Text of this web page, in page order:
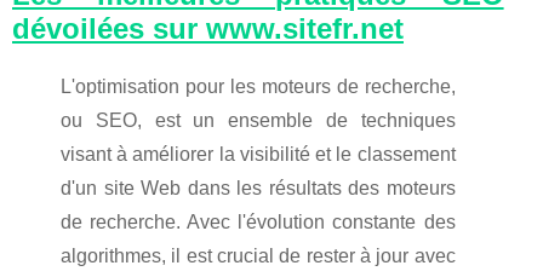
dévoilées sur www.sitefr.net
L'optimisation pour les moteurs de recherche,
ou SEO, est un ensemble de techniques
visant à améliorer la visibilité et le classement
d'un site Web dans les résultats des moteurs
de recherche. Avec l'évolution constante des
algorithmes, il est crucial de rester à jour avec